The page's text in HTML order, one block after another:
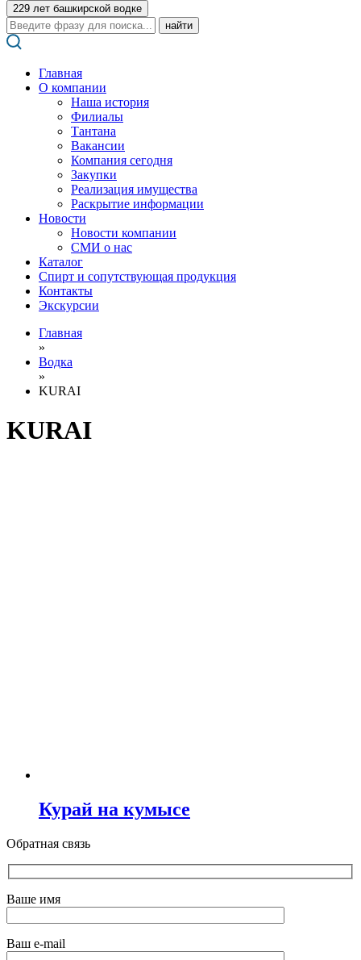
229 лет башкирской водке
Поиск:
Главная
О компании
Наша история
Филиалы
Тантана
Вакансии
Компания сегодня
Закупки
Реализация имущества
Раскрытие информации
Новости
Новости компании
СМИ о нас
Каталог
Спирт и сопутствующая продукция
Контакты
Экскурсии
Главная
»
Водка
»
KURAI
KURAI
Курай на кумысе
Обратная связь
Ваше имя
Ваш e-mail